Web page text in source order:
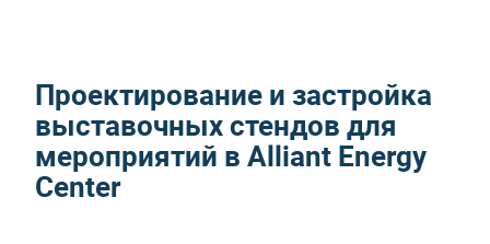
Проектирование и застройка
выставочных стендов для
мероприятий в Alliant Energy
Center